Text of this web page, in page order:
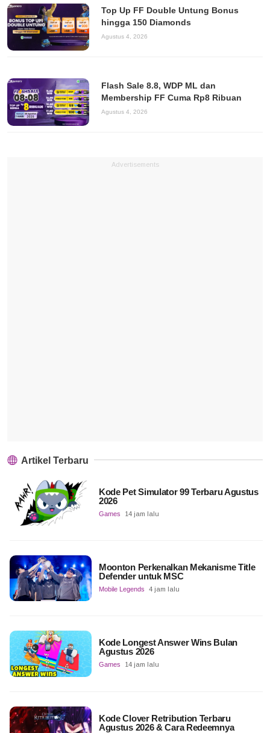
Top Up FF Double Untung Bonus
hingga 150 Diamonds
Agustus 4, 2026
Flash Sale 8.8, WDP ML dan
Membership FF Cuma Rp8 Ribuan
Agustus 4, 2026
Advertisements
Artikel Terbaru
Kode Pet Simulator 99 Terbaru Agustus
2026
Games 14 jam lalu
Moonton Perkenalkan Mekanisme Title
Defender untuk MSC
Mobile Legends 4 jam lalu
Kode Longest Answer Wins Bulan
Agustus 2026
Games 14 jam lalu
Kode Clover Retribution Terbaru
Agustus 2026 & Cara Redeemnya